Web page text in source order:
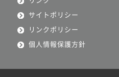
サイトポリシー
リンクポリシー
個人情報保護方針